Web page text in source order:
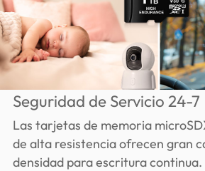
Seguridad de Servicio 24-7
Las tarjetas de memoria
de alta resistencia ofrecen gran
densidad para escritura